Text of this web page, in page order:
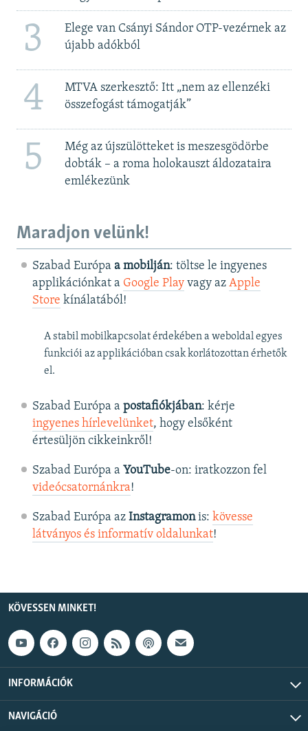
3
Elege van Csányi Sándor OTP-vezérnek az
újabb adókból
4
MTVA szerkesztő: Itt „nem az ellenzéki
összefogást támogatják”
5
Még az újszülötteket is meszesgödörbe
dobták – a roma holokauszt áldozataira
emlékezünk
Maradjon velünk!
Szabad Európa a mobilján: töltse le ingyenes
applikációnkat a Google Playvagy az Apple
Store kínálatából!
A stabil mobilkapcsolat érdekében a weboldal egyes
funkciói az applikációban csak korlátozottan érhetők
el.
Szabad Európa a postafiókjában: kérje
ingyenes hírlevelünket, hogy elsőként
értesüljön cikkeinkről!
Szabad Európa a YouTube-on: iratkozzon fel
videócsatornánkra!
Szabad Európa az Instagramonis: kövesse
látványos és informatív oldalunkat! ​
KÖVESSEN MINKET!
INFORMÁCIÓK
NAVIGÁCIÓ